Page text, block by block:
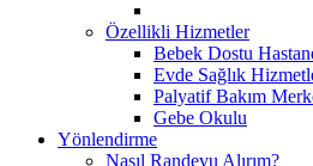
Özellikli Hizmetler
Bebek Dostu
Evde Sağlık
Palyatif Bakım
Gebe Okulu
Yönlendirme
Nasıl Randevu Alırım?